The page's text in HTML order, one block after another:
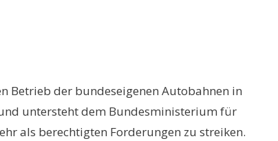
Betrieb der bundeseigenen Autobahnen in
untersteht dem Bundesministerium für
als berechtigten Forderungen zu streiken.